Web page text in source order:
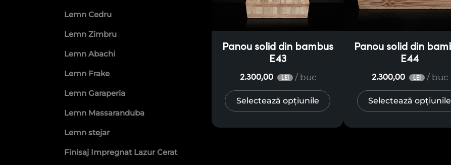
Lemn Cedru
Lemn Zimbru
Lemn Abachi
Lemn Frake
Lemn Garaperia
Lemn Massaranduba
Lemn stejar
Finisaj Impregnat Lazur Cerat
Panou solid din bambus
E43
2.300,00 LEI / buc
Selectează opțiunile
Panou solid din
E44
2.300,00 LEI / buc
Selectează opțiunile